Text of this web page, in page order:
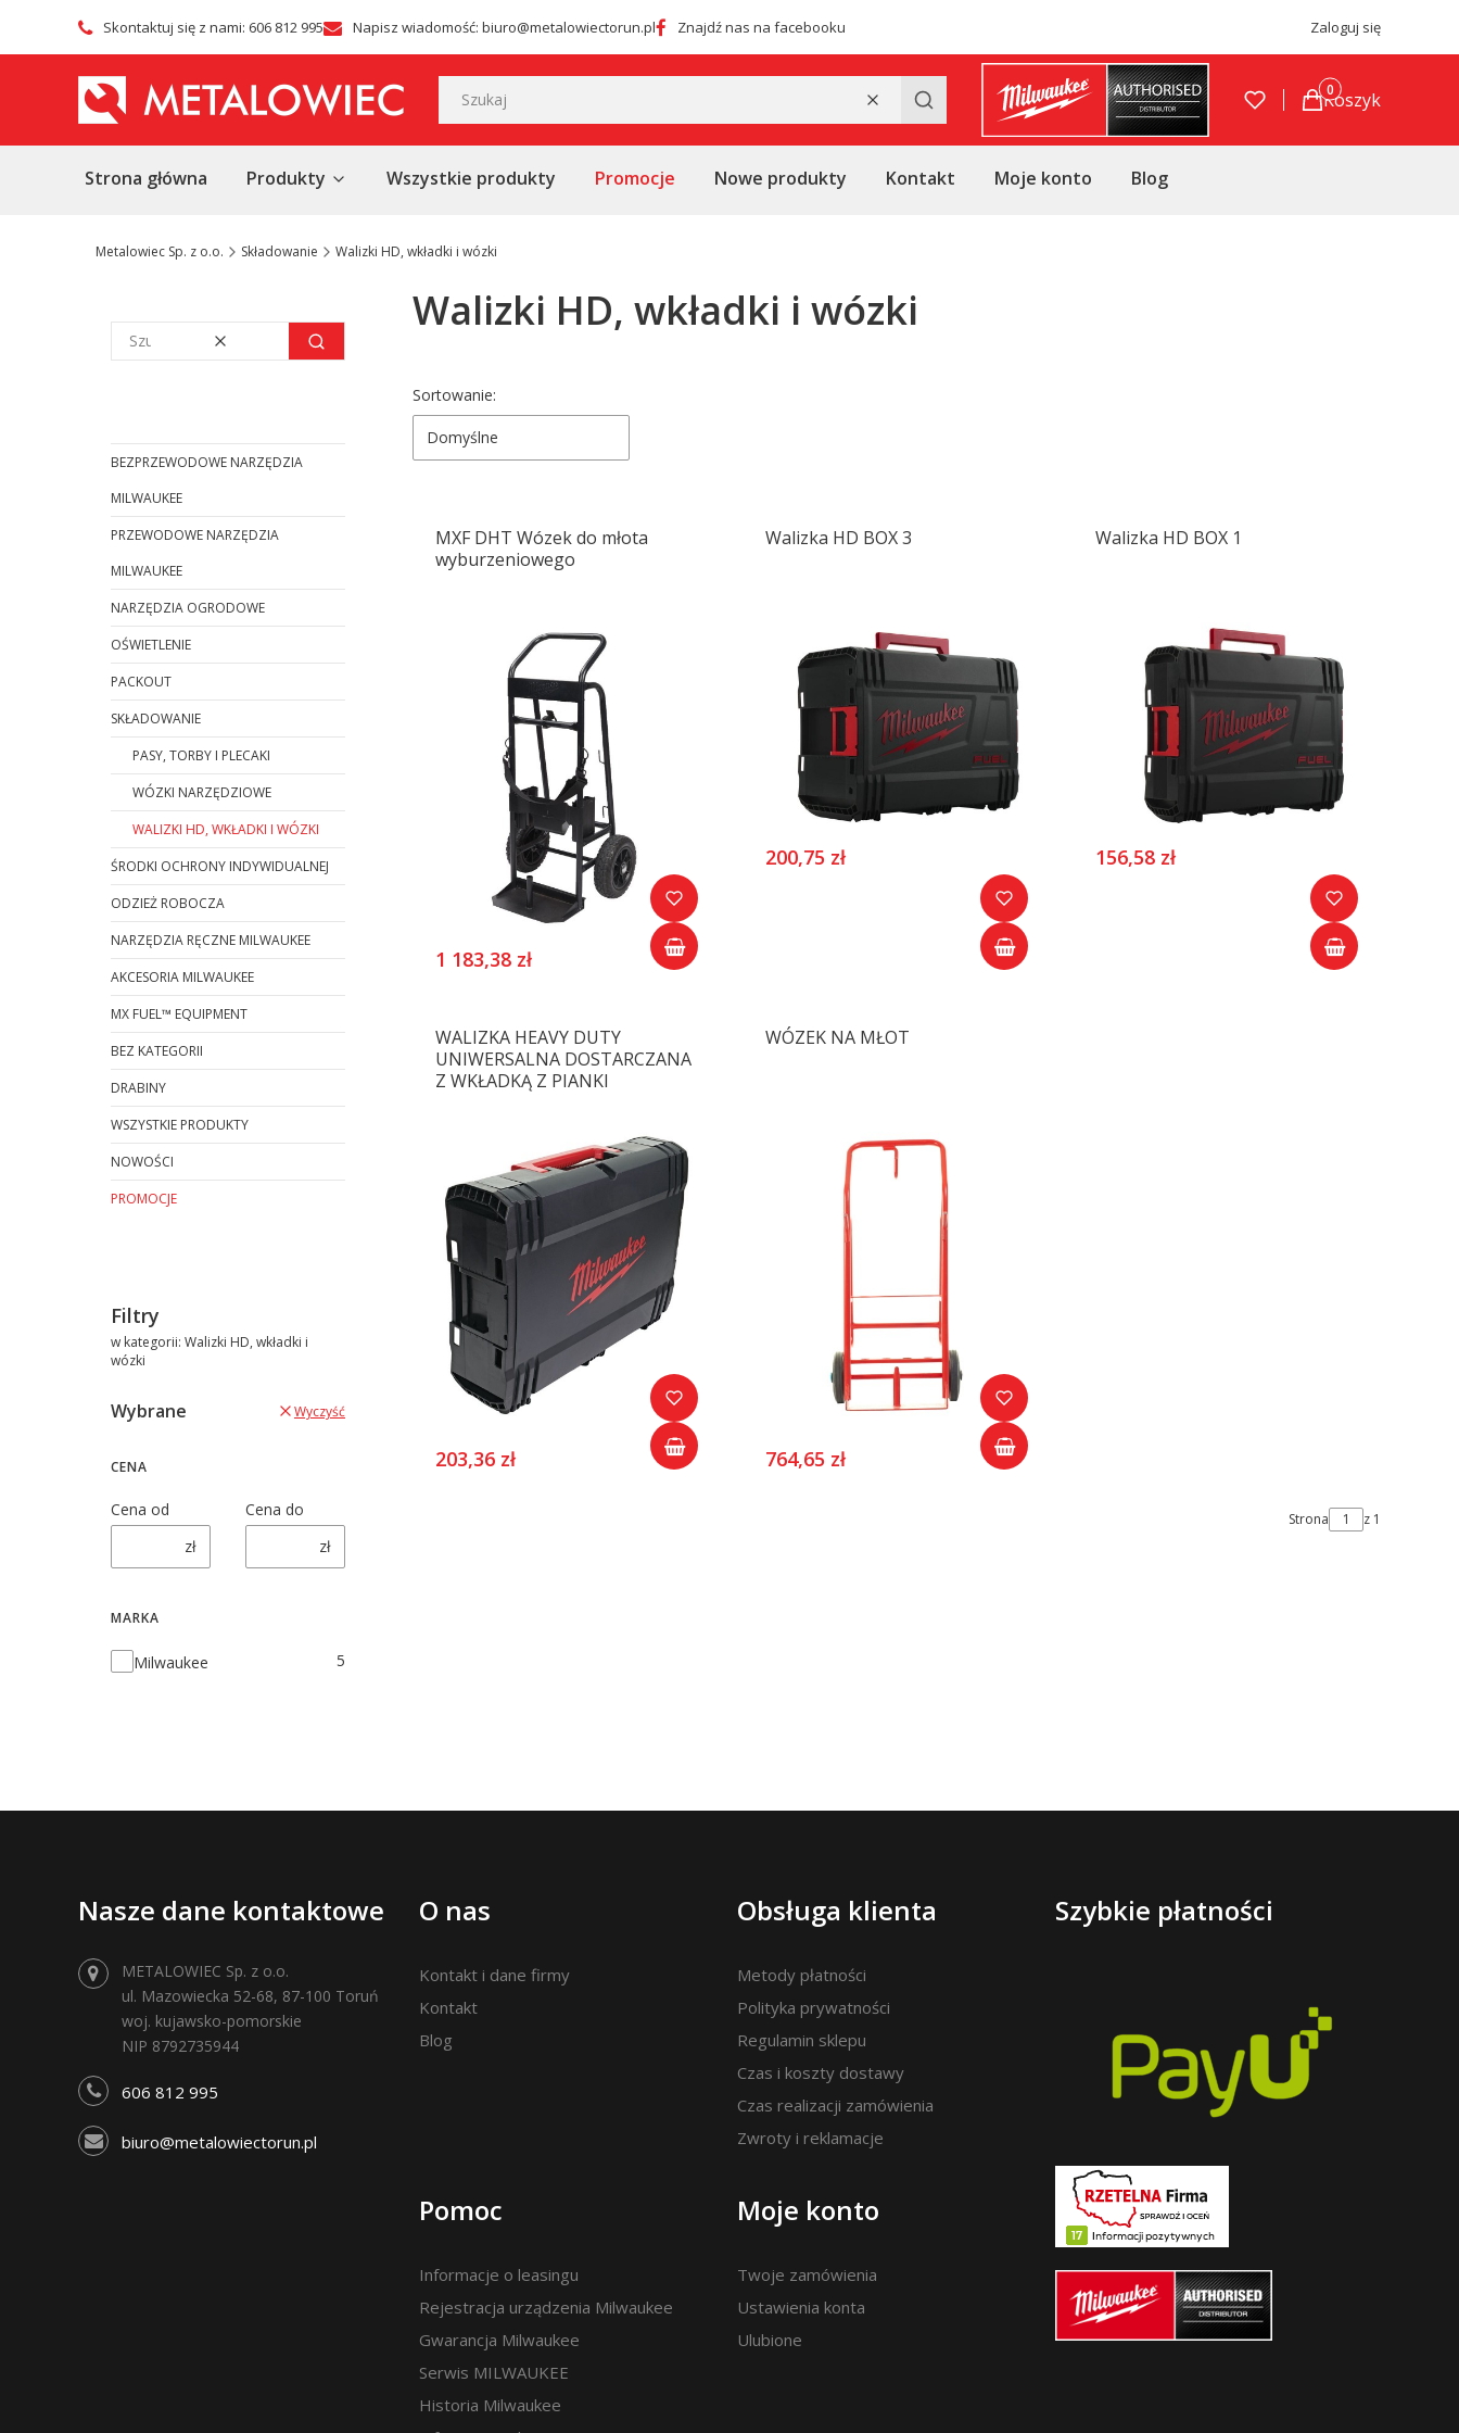
Skontaktuj się z nami: 606 812 995 Napisz wiadomość: biuro@metalowiectorun.pl Znajdź nas na facebooku Zaloguj się
WyczyśćSzukaj Produkty w
Koszyk
Strona główna Produkty Wszystkie produkty Promocje Nowe produkty Kontakt Moje konto Blog
Metalowiec Sp. z o.o. Składowanie Walizki HD, wkładki i wózki
Wyczyść Szukaj
BEZPRZEWODOWE NARZĘDZIA
MILWAUKEE
PRZEWODOWE NARZĘDZIA
MILWAUKEE
NARZĘDZIA OGRODOWE
OŚWIETLENIE
PACKOUT
SKŁADOWANIE
PASY, TORBY I PLECAKI
WÓZKI NARZĘDZIOWE
WALIZKI HD, WKŁADKI I WÓZKI
ŚRODKI OCHRONY INDYWIDUALNEJ
ODZIEŻ ROBOCZA
NARZĘDZIA RĘCZNE MILWAUKEE
AKCESORIA MILWAUKEE
MX FUEL™ EQUIPMENT
BEZ KATEGORII
DRABINY
WSZYSTKIE PRODUKTY
NOWOŚCI
PROMOCJE
Filtry
w kategorii: Walizki HD, wkładki i
wózki
Wybrane Wyczyść
CENA
Cena od
zł
Cena do
zł
MARKA
Marka
Milwaukee 5
Walizki HD, wkładki i wózki
Lista produktów
Sortowanie:
Domyślne
MXF DHT Wózek do młota
wyburzeniowego
1 183,38 zł
Walizka HD BOX 3
200,75 zł
Walizka HD BOX 1
156,58 zł
WALIZKA HEAVY DUTY
UNIWERSALNA DOSTARCZANA
Z WKŁADKĄ Z PIANKI
203,36 zł
WÓZEK NA MŁOT
764,65 zł
Strona z 1
Nasze dane kontaktowe
606 812 995
biuro@metalowiectorun.pl
METALOWIEC Sp. z o.o.
ul. Mazowiecka 52-68, 87-100 Toruń
woj. kujawsko-pomorskie
NIP 8792735944
Linki w stopce
O nas
Kontakt i dane firmy
Kontakt
Blog
Obsługa klienta
Metody płatności
Polityka prywatności
Regulamin sklepu
Czas i koszty dostawy
Czas realizacji zamówienia
Zwroty i reklamacje
Pomoc
Informacje o leasingu
Rejestracja urządzenia Milwaukee
Gwarancja Milwaukee
Serwis MILWAUKEE
Historia Milwaukee
Moje konto
Twoje zamówienia
Ustawienia konta
Ulubione
Szybkie płatności